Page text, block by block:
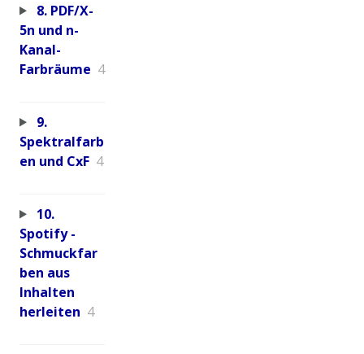
8. PDF/X-
5n und n-
Kanal-
Farbräume 4
9.
Spektralfarb
en und CxF 4
10.
Spotify -
Schmuckfar
ben aus
Inhalten
herleiten 4